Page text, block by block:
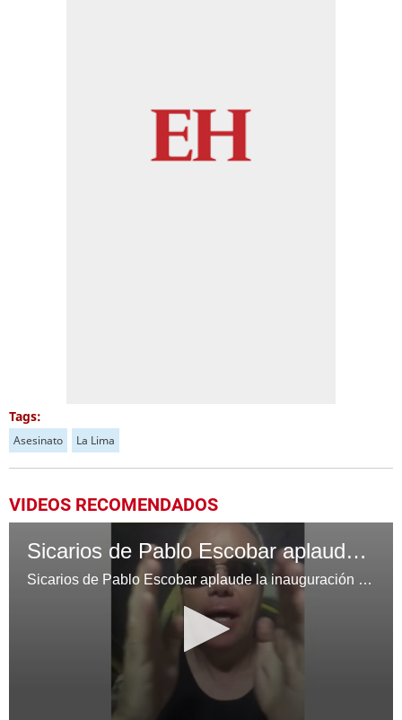
Tags:
Asesinato La Lima
VIDEOS RECOMENDADOS
Sicarios de Pablo Escobar aplaude la inauguración del bar que lleva el nombre del capo
Sicarios de Pablo Escobar aplaude la inauguración del bar que lleva el nombre del capo